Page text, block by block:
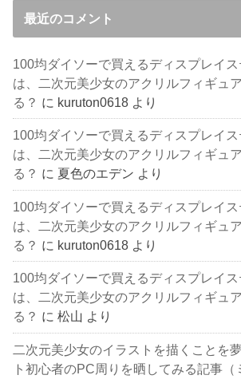
最近のコメント
100均ダイソーで買えるディスプレイ
は、二次元美少女のアクリルフィギュ
る？ に kuruton0618 より
100均ダイソーで買えるディスプレイ
は、二次元美少女のアクリルフィギュ
る？ に 夏色のエデン より
100均ダイソーで買えるディスプレイ
は、二次元美少女のアクリルフィギュ
る？ に kuruton0618 より
100均ダイソーで買えるディスプレイ
は、二次元美少女のアクリルフィギュ
る？ に松山 より
二次元美少女のイラストを描くことを
ト初心者のPC周りを晒してみる記事（